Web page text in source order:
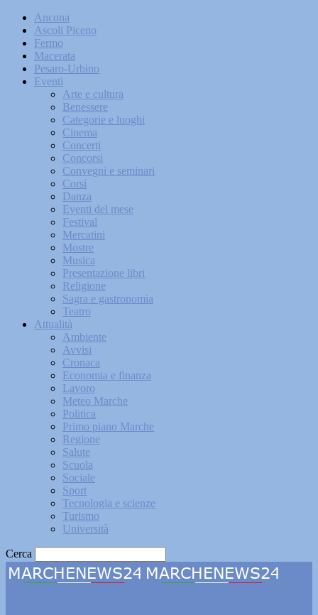
Ancona
Ascoli Piceno
Fermo
Macerata
Pesaro-Urbino
Eventi
Arte e cultura
Benessere
Categorie e luoghi
Cinema
Concerti
Concorsi
Convegni e seminari
Corsi
Danza
Eventi del mese
Festival
Mercatini
Mostre
Musica
Presentazione libri
Religione
Sagra e gastronomia
Teatro
Attualità
Ambiente
Avvisi
Cronaca
Economia e finanza
Lavoro
Meteo Marche
Politica
Primo piano Marche
Regione
Salute
Scuola
Sociale
Sport
Tecnologia e scienze
Turismo
Università
Cerca